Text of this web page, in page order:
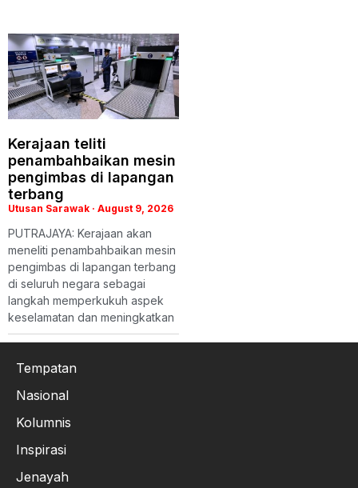
Kerajaan teliti
penambahbaikan mesin
pengimbas di lapangan
terbang
Utusan Sarawak August 9, 2026
PUTRAJAYA: Kerajaan akan
meneliti penambahbaikan mesin
pengimbas di lapangan terbang
di seluruh negara sebagai
langkah memperkukuh aspek
keselamatan dan meningkatkan
Tempatan
Nasional
Kolumnis
Inspirasi
Jenayah